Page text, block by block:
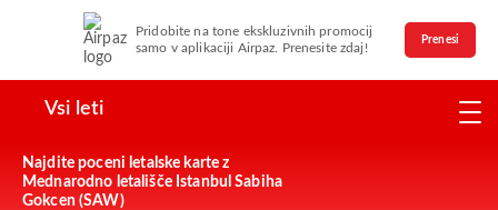
Pridobite na tone ekskluzivnih promocij
samo v aplikaciji Airpaz. Prenesite zdaj!
Prenesi
Vsi leti
Najdite poceni letalske karte z
Mednarodno letališče Istanbul Sabiha
Gokcen (SAW)